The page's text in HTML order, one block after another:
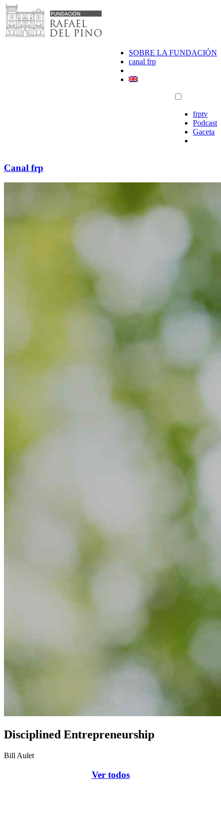
Saltar
al
contenido
SOBRE LA FUNDACIÓN
canal frp
frptv
Podcast
Gaceta
Canal frp
Disciplined Entrepreneurship
Bill Aulet
Ver todos